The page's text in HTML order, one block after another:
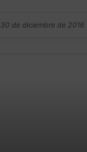
30 de diciembre de 2016